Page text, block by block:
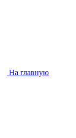
На главную